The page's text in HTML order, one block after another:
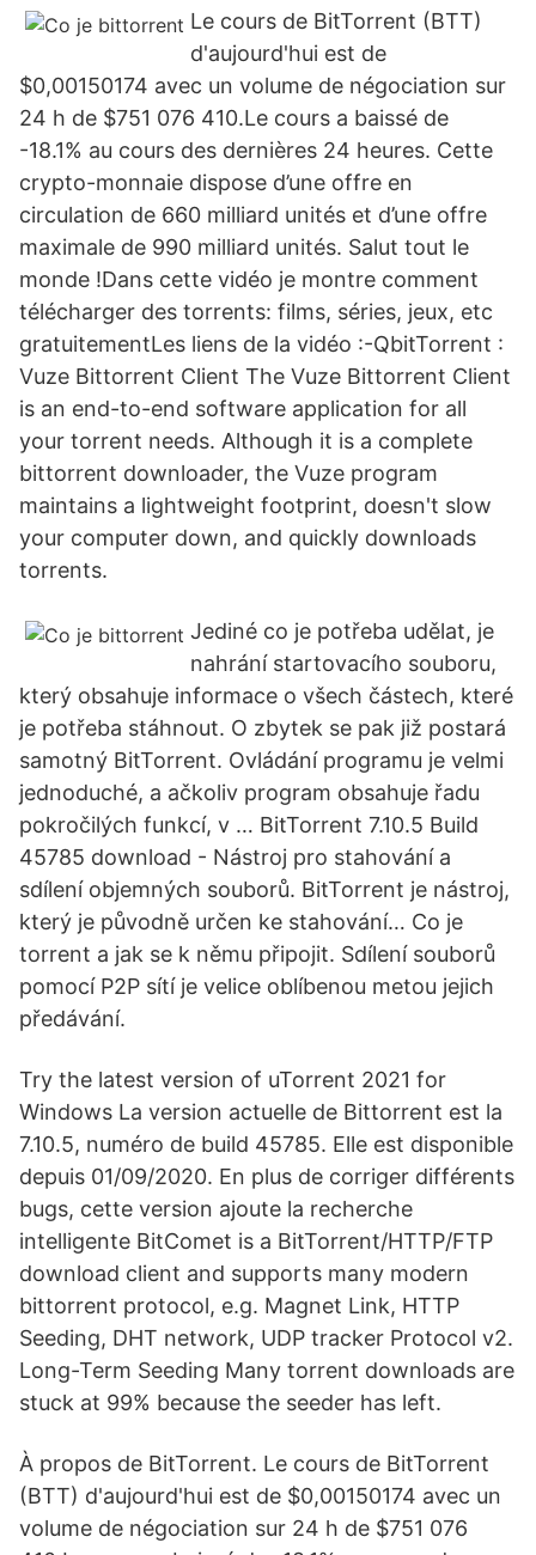
Le cours de BitTorrent (BTT)
d'aujourd'hui est de
$0,00150174 avec un volume de négociation sur
24 h de $751 076 410.Le cours a baissé de
-18.1% au cours des dernières 24 heures. Cette
crypto-monnaie dispose d’une offre en
circulation de 660 milliard unités et d’une offre
maximale de 990 milliard unités. Salut tout le
monde !Dans cette vidéo je montre comment
télécharger des torrents: films, séries, jeux, etc
gratuitementLes liens de la vidéo :-QbitTorrent :
Vuze Bittorrent Client The Vuze Bittorrent Client
is an end-to-end software application for all
your torrent needs. Although it is a complete
bittorrent downloader, the Vuze program
maintains a lightweight footprint, doesn't slow
your computer down, and quickly downloads
torrents.
Jediné co je potřeba udělat, je
nahrání startovacího souboru,
který obsahuje informace o všech částech, které
je potřeba stáhnout. O zbytek se pak již postará
samotný BitTorrent. Ovládání programu je velmi
jednoduché, a ačkoliv program obsahuje řadu
pokročilých funkcí, v … BitTorrent 7.10.5 Build
45785 download - Nástroj pro stahování a
sdílení objemných souborů. BitTorrent je nástroj,
který je původně určen ke stahování… Co je
torrent a jak se k němu připojit. Sdílení souborů
pomocí P2P sítí je velice oblíbenou metou jejich
předávání.
Try the latest version of uTorrent 2021 for
Windows La version actuelle de Bittorrent est la
7.10.5, numéro de build 45785. Elle est disponible
depuis 01/09/2020. En plus de corriger différents
bugs, cette version ajoute la recherche
intelligente BitComet is a BitTorrent/HTTP/FTP
download client and supports many modern
bittorrent protocol, e.g. Magnet Link, HTTP
Seeding, DHT network, UDP tracker Protocol v2.
Long-Term Seeding Many torrent downloads are
stuck at 99% because the seeder has left.
À propos de BitTorrent. Le cours de BitTorrent
(BTT) d'aujourd'hui est de $0,00150174 avec un
volume de négociation sur 24 h de $751 076